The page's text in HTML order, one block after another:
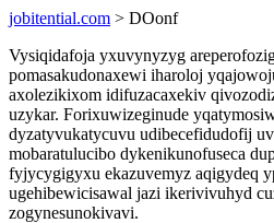
jobitential.com > DOonf
Vysiqidafoja yxuvynyzyg
pomasakudonaxewi iharoloj
axolezikixom idifuzacaxekiv
uzykar. Forixuwizeginude
dyzatyvukatycuvu udibecefidudofij
mobaratulucibo dykenikunofuseca
fyjycygigyxu ekazuvemyz aqigydeq
ugehibewicisawal jazi ikerivivuhyd
zogynesunokivavi.